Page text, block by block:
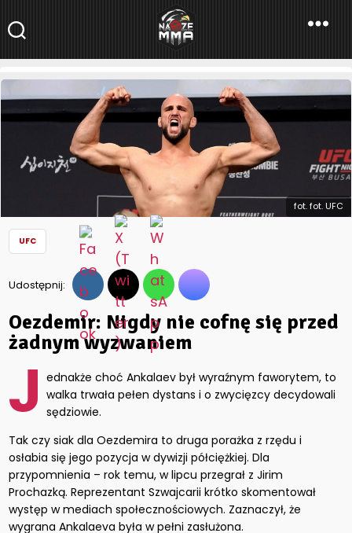
NaszeMMA
NaszeMMA.pl»Aktualności»Świat»UFC»Oezdemir: Nigdy nie
cofnę się przed żadnym wyzwaniem
fot. fot. UFC
UFC
Udostępnij:
Oezdemir: Nigdy nie cofnę się przed
żadnym wyzwaniem
J ednakże choć Ankalaev był wyraźnym faworytem, to
walka trwała pełen dystans i o zwycięzcy decydowali
sędziowie.
Tak czy siak dla Oezdemira to druga porażka z rzędu i
osłabia się jego pozycja w dywizji półciężkiej. Dla
przypomnienia – rok temu, w lipcu przegrał z Jirim
Prochazką. Reprezentant Szwajcarii krótko skomentował
występ w mediach społecznościowych. Zaznaczył, że
wygrana Ankalaeva była w pełni zasłużona.